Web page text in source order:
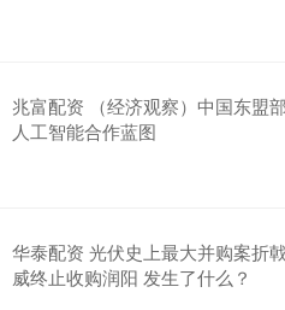
兆富配资 （经济观察）中国东盟
人工智能合作蓝图
华泰配资 光伏史上最大并购案折
威终止收购润阳 发生了什么？